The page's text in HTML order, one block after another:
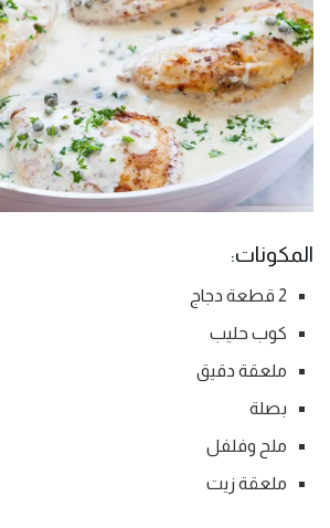
المكونات:
2 قطعة دجاج
كوب حليب
ملعقة دقيق
بصلة
ملح وفلفل
ملعقة زيت